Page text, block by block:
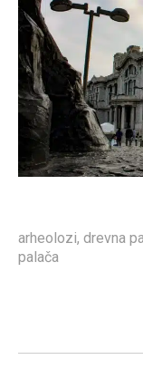
arheolozi, drevna
palača